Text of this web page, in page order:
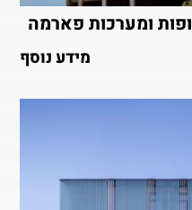
ומערכות פארמה
מידע נוסף